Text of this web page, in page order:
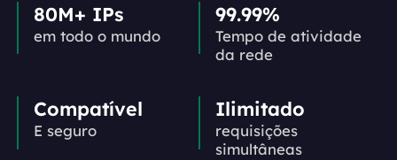
80M+ IPs
em todo o mundo
99.99%
Tempo de atividade
da rede
Compatível
E seguro
Ilimitado
requisições
simultâneas